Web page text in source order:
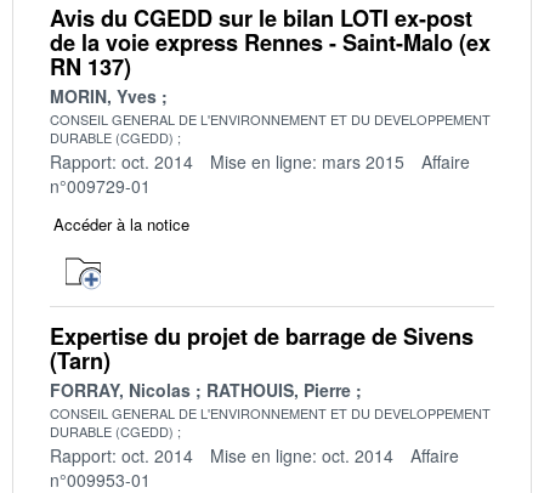
Avis du CGEDD sur le bilan LOTI ex-post
de la voie express Rennes - Saint-Malo (ex
RN 137)
MORIN, Yves
CONSEIL GENERAL DE L'ENVIRONNEMENT ET DU DEVELOPPEMENT
DURABLE (CGEDD)
Rapport: oct. 2014 Mise en ligne: mars 2015
Affaire
n°009729-01
Accéder à la notice
Expertise du projet de barrage de Sivens
(Tarn)
FORRAY, Nicolas RATHOUIS, Pierre
CONSEIL GENERAL DE L'ENVIRONNEMENT ET DU DEVELOPPEMENT
DURABLE (CGEDD)
Rapport: oct. 2014 Mise en ligne: oct. 2014
Affaire
n°009953-01